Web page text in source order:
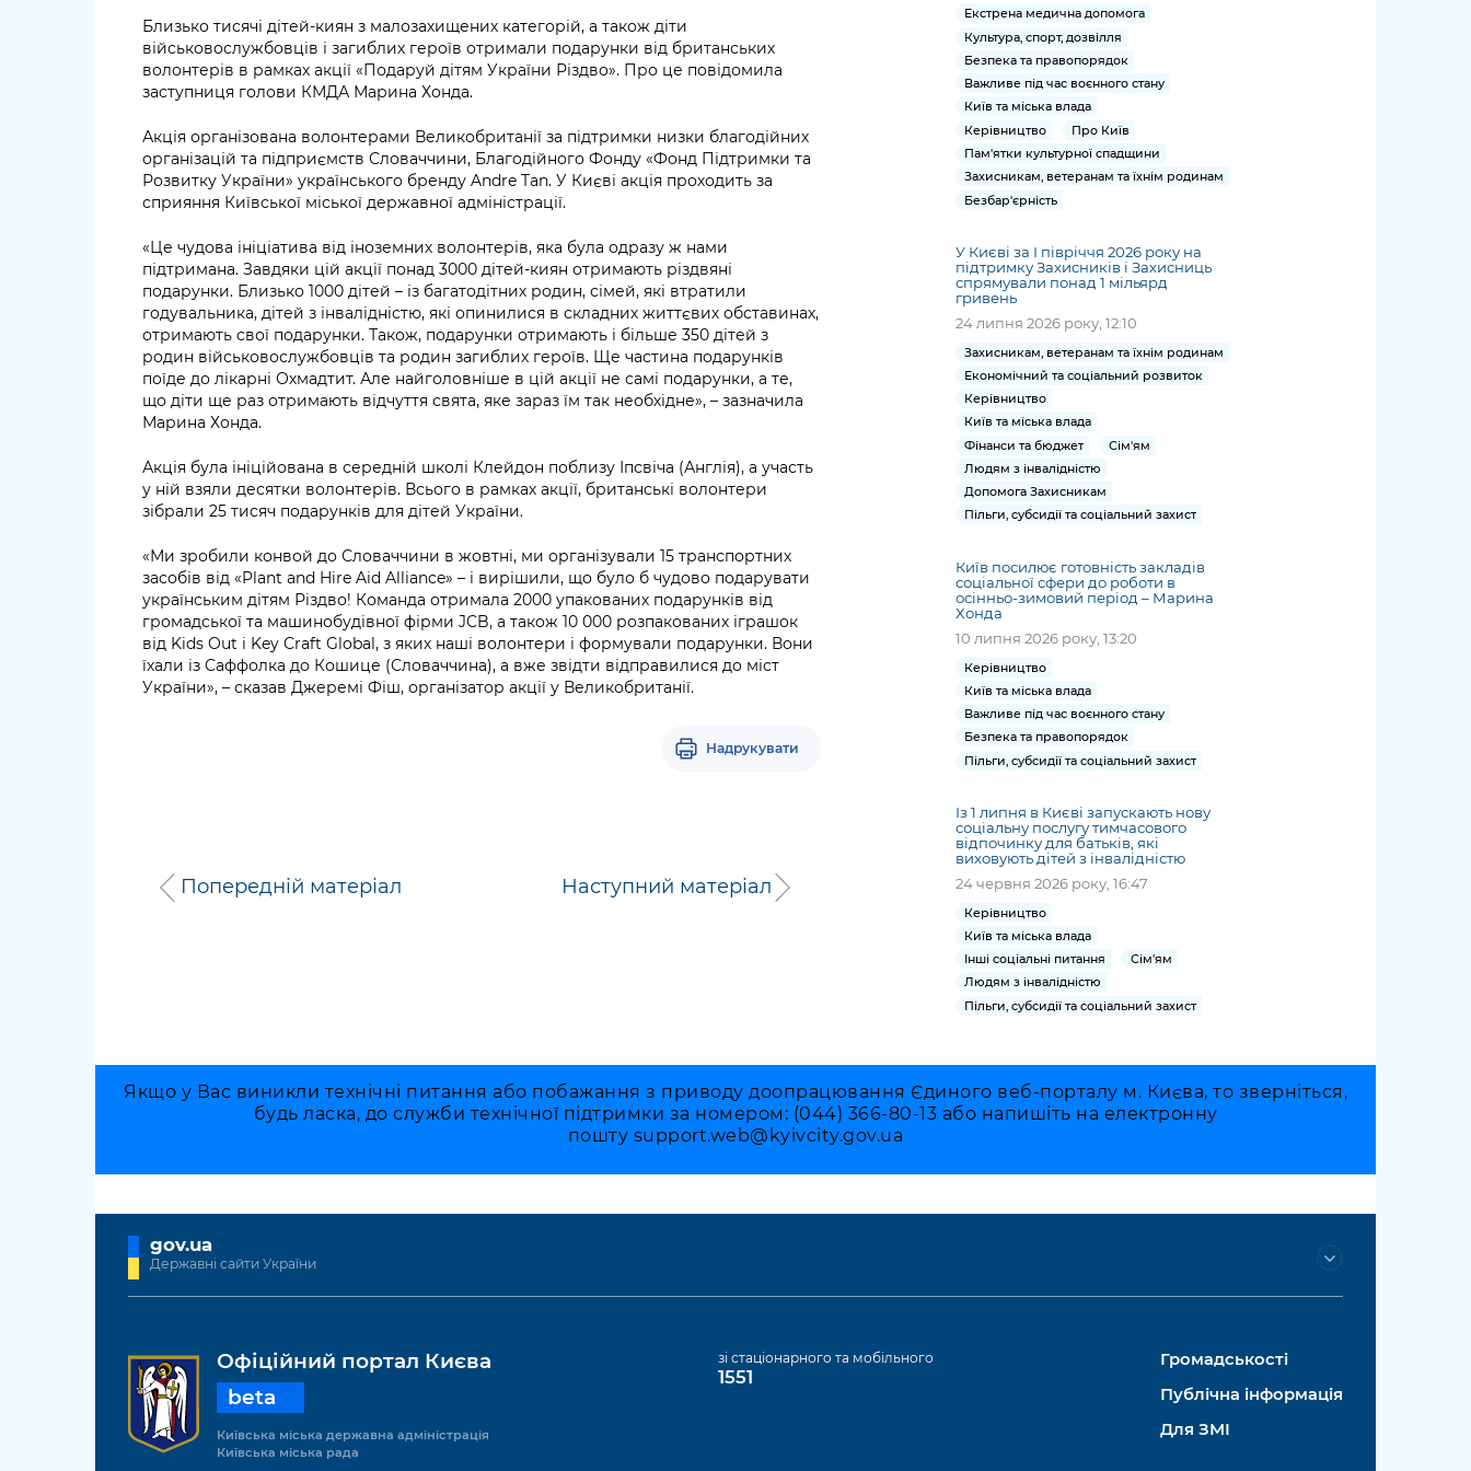
Близько тисячі дітей-киян з малозахищених категорій, а також діти
військовослужбовців і загиблих героїв отримали подарунки від британських
волонтерів в рамках акції «Подаруй дітям України Різдво». Про це повідомила
заступниця голови КМДА Марина Хонда.
Акція організована волонтерами Великобританії за підтримки низки благодійних
організацій та підприємств Словаччини, Благодійного Фонду «Фонд Підтримки та
Розвитку України» українського бренду Andre Tan. У Києві акція проходить за
сприяння Київської міської державної адміністрації.
«Це чудова ініціатива від іноземних волонтерів, яка була одразу ж нами
підтримана. Завдяки цій акції понад 3000 дітей-киян отримають різдвяні
подарунки. Близько 1000 дітей – із багатодітних родин, сімей, які втратили
годувальника, дітей з інвалідністю, які опинилися в складних життєвих обставинах,
отримають свої подарунки. Також, подарунки отримають і більше 350 дітей з
родин військовослужбовців та родин загиблих героїв. Ще частина подарунків
поїде до лікарні Охмадтит. Але найголовніше в цій акції не самі подарунки, а те,
що діти ще раз отримають відчуття свята, яке зараз їм так необхідне», – зазначила
Марина Хонда.
Акція була ініційована в середній школі Клейдон поблизу Іпсвіча (Англія), а участь
у ній взяли десятки волонтерів. Всього в рамках акції, британські волонтери
зібрали 25 тисяч подарунків для дітей України.
«Ми зробили конвой до Словаччини в жовтні, ми організували 15 транспортних
засобів від «Plant and Hire Aid Alliance» – і вирішили, що було б чудово подарувати
українським дітям Різдво! Команда отримала 2000 упакованих подарунків від
громадської та машинобудівної фірми JCB, а також 10 000 розпакованих іграшок
від Kids Out і Key Craft Global, з яких наші волонтери і формували подарунки. Вони
їхали із Саффолка до Кошице (Словаччина), а вже звідти відправилися до міст
України», – сказав Джеремі Фіш, організатор акції у Великобританії.
Надрукувати
Попередній матеріал Наступний матеріал
Екстрена медична допомога
Культура, спорт, дозвілля
Безпека та правопорядок
Важливе під час воєнного стану
Київ та міська влада
Керівництво
Про Київ
Пам'ятки культурної спадщини
Захисникам, ветеранам та їхнім родинам
Безбар'єрність
У Києві за І півріччя 2026 року на
підтримку Захисників і Захисниць
спрямували понад 1 мільярд
гривень
24 липня 2026 року, 12:10
Захисникам, ветеранам та їхнім родинам
Економічний та соціальний розвиток
Керівництво
Київ та міська влада
Фінанси та бюджет
Сім'ям
Людям з інвалідністю
Допомога Захисникам
Пільги, субсидії та соціальний захист
Київ посилює готовність закладів
соціальної сфери до роботи в
осінньо-зимовий період – Марина
Хонда
10 липня 2026 року, 13:20
Керівництво
Київ та міська влада
Важливе під час воєнного стану
Безпека та правопорядок
Пільги, субсидії та соціальний захист
Із 1 липня в Києві запускають нову
соціальну послугу тимчасового
відпочинку для батьків, які
виховують дітей з інвалідністю
24 червня 2026 року, 16:47
Керівництво
Київ та міська влада
Інші соціальні питання
Сім'ям
Людям з інвалідністю
Пільги, субсидії та соціальний захист
Якщо у Вас виникли технічні питання або побажання з приводу доопрацювання Єдиного веб-порталу м. Києва, то зверніться,
будь ласка, до служби технічної підтримки за номером: (044) 366-80-13 або напишіть на електронну
пошту support.web@kyivcity.gov.ua
gov.ua
Державні сайти України
Офіційний портал Києва
beta
Київська міська державна адміністрація
Київська міська рада
зі стаціонарного та мобільного
1551
Громадськості
Публічна інформація
Для ЗМІ